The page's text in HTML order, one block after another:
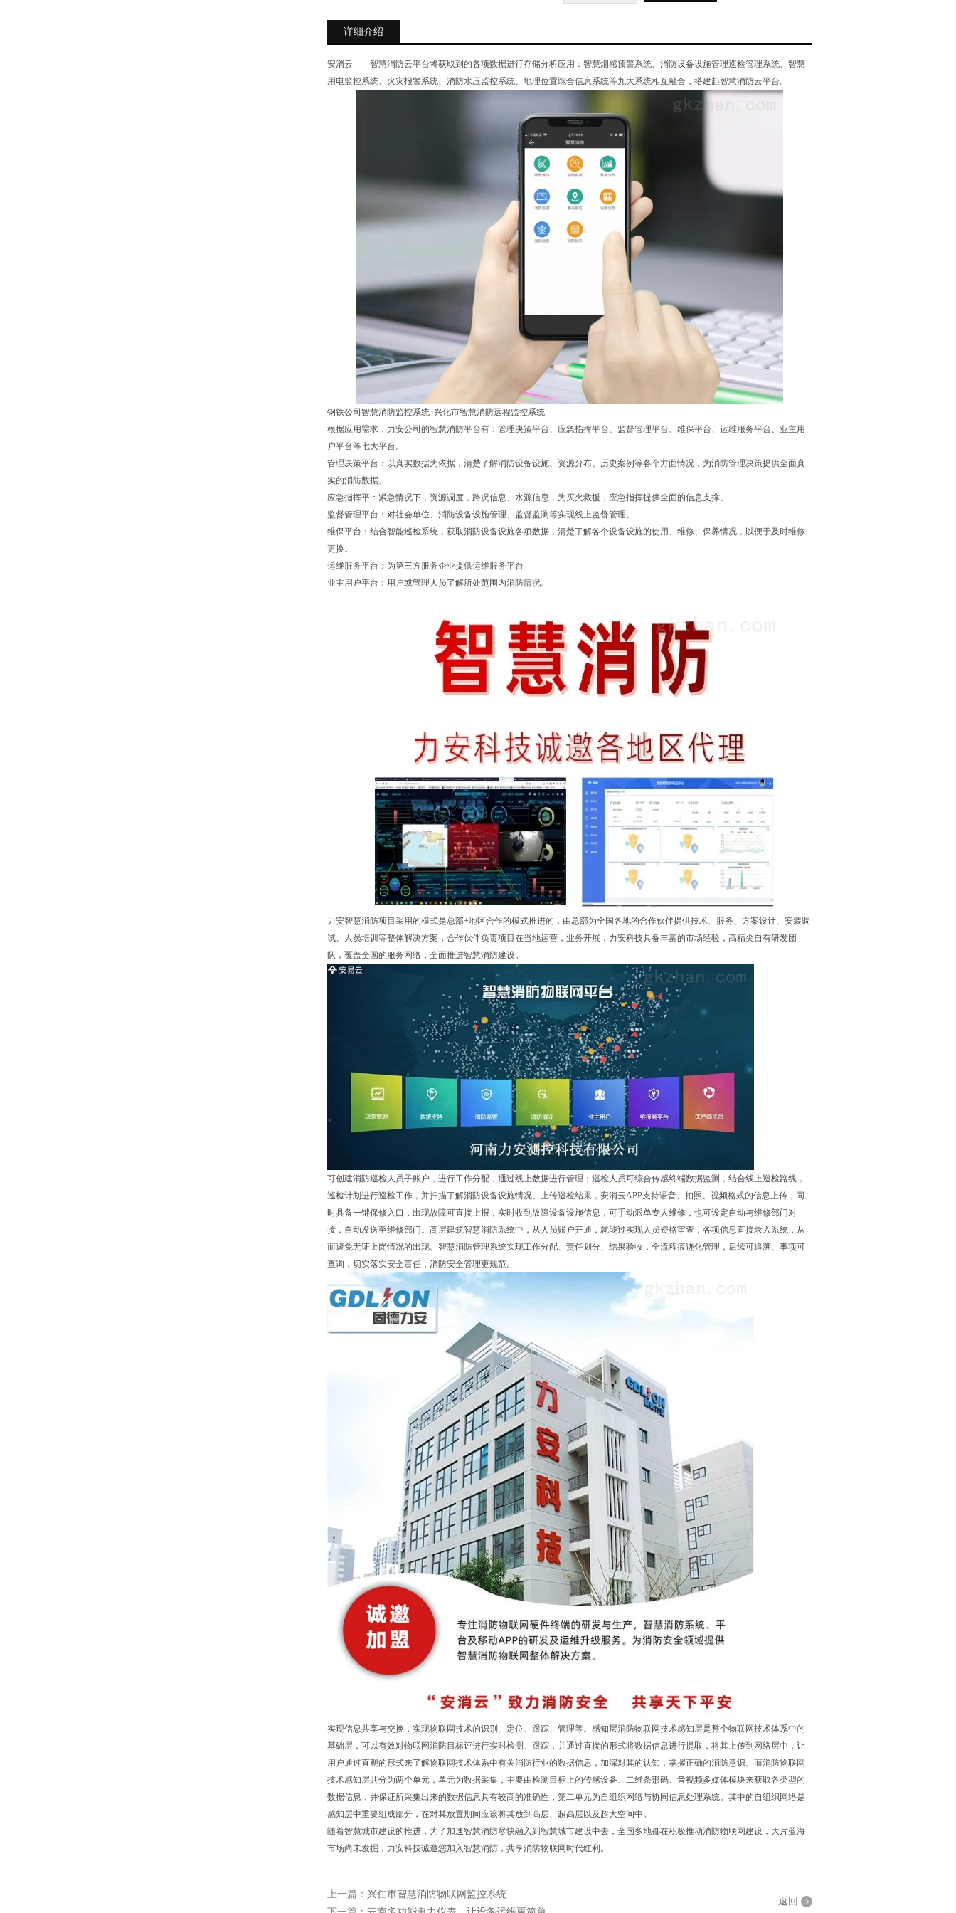
详细介绍
安消云——智慧消防云平台将获取到的各项数据进行存储分析应用：智慧烟感预警系统、消防设备设施管理巡检管理系统、智慧
用电监控系统、火灾报警系统、消防水压监控系统、地理位置综合信息系统等九大系统相互融合，搭建起智慧消防云平台。
钢铁公司智慧消防监控系统_兴化市智慧消防远程监控系统
根据应用需求，力安公司的智慧消防平台有：管理决策平台、应急指挥平台、监督管理平台、维保平台、运维服务平台、业主用
户平台等七大平台。
管理决策平台：以真实数据为依据，清楚了解消防设备设施、资源分布、历史案例等各个方面情况，为消防管理决策提供全面真
实的消防数据。
应急指挥平：紧急情况下，资源调度，路况信息、水源信息，为灭火救援，应急指挥提供全面的信息支撑。
监督管理平台：对社会单位、消防设备设施管理、监督监测等实现线上监督管理。
维保平台：结合智能巡检系统，获取消防设备设施各项数据，清楚了解各个设备设施的使用、维修、保养情况，以便于及时维修
更换。
运维服务平台：为第三方服务企业提供运维服务平台
业主用户平台：用户或管理人员了解所处范围内消防情况。
力安智慧消防项目采用的模式是总部+地区合作的模式推进的，由总部为全国各地的合作伙伴提供技术、服务、方案设计、安装调
试、人员培训等整体解决方案，合作伙伴负责项目在当地运营，业务开展，力安科技具备丰富的市场经验，高精尖自有研发团
队，覆盖全国的服务网络，全面推进智慧消防建设。
可创建消防巡检人员子账户，进行工作分配，通过线上数据进行管理；巡检人员可综合传感终端数据监测，结合线上巡检路线，
巡检计划进行巡检工作，并扫描了解消防设备设施情况、上传巡检结果，安消云APP支持语音、拍照、视频格式的信息上传，同
时具备一键保修入口，出现故障可直接上报，实时收到故障设备设施信息，可手动派单专人维修，也可设定自动与维修部门对
接，自动发送至维修部门。高层建筑智慧消防系统中，从人员账户开通，就能过实现人员资格审查，各项信息直接录入系统，从
而避免无证上岗情况的出现。智慧消防管理系统实现工作分配、责任划分、结果验收，全流程痕迹化管理，后续可追溯、事项可
查询，切实落实安全责任，消防安全管理更规范。
实现信息共享与交换，实现物联网技术的识别、定位、跟踪、管理等。感知层消防物联网技术感知层是整个物联网技术体系中的
基础层，可以有效对物联网消防目标评进行实时检测、跟踪，并通过直接的形式将数据信息进行提取，将其上传到网络层中，让
用户通过直观的形式来了解物联网技术体系中有关消防行业的数据信息，加深对其的认知，掌握正确的消防意识。而消防物联网
技术感知层共分为两个单元，单元为数据采集，主要由检测目标上的传感设备、二维条形码、音视频多媒体模块来获取各类型的
数据信息，并保证所采集出来的数据信息具有较高的准确性；第二单元为自组织网络与协同信息处理系统。其中的自组织网络是
感知层中重要组成部分，在对其放置期间应该将其放到高层、超高层以及超大空间中。
随着智慧城市建设的推进，为了加速智慧消防尽快融入到智慧城市建设中去，全国多地都在积极推动消防物联网建设，大片蓝海
市场尚未发掘，力安科技诚邀您加入智慧消防，共享消防物联网时代红利。
上一篇： 兴仁市智慧消防物联网监控系统
返回